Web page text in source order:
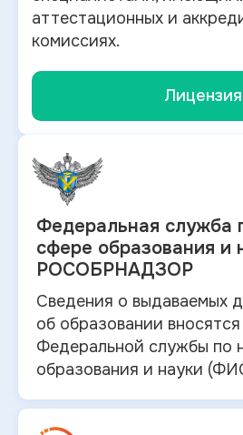
аттестационных и
комиссиях.
Лицензия
Федеральная служба
сфере образования и
РОСОБРНАДЗОР
Сведения о выдаваемых
об образовании вносятся
Федеральной службы по
образования и науки